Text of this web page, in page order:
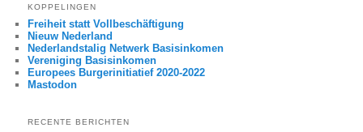
KOPPELINGEN
Freiheit statt Vollbeschäftigung
Nieuw Nederland
Nederlandstalig Netwerk Basisinkomen
Vereniging Basisinkomen
Europees Burgerinitiatief 2020-2022
Mastodon
RECENTE BERICHTEN